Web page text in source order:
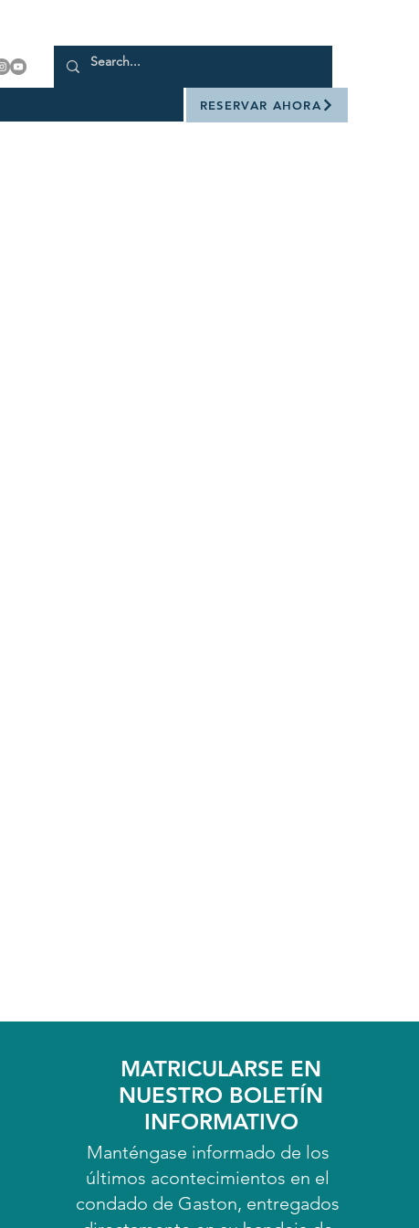
RESERVAR AHORA
MATRICULARSE EN
NUESTRO BOLETÍN
INFORMATIVO
Manténgase informado de los
últimos acontecimientos en el
condado de Gaston, entregados